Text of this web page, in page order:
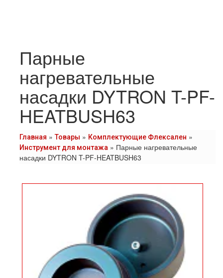
Парные
нагревательные
насадки DYTRON T-PF-
HEATBUSH63
Главная »Товары » Комплектующие Флексален »
Инструмент для монтажа » Парные нагревательные
насадки DYTRON T-PF-HEATBUSH63